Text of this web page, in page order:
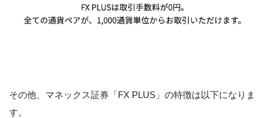
その他、マネックス証券「FX PLUS」の特徴は以下になりま
す。